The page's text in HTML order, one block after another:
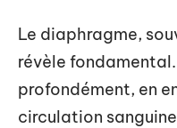
Le diaphragme,
révèle
profondément, en
circulation